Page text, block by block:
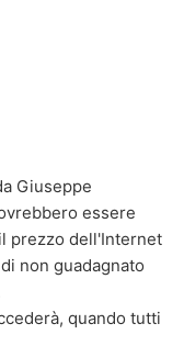
Giuseppe
essere
prezzo dell'Internet
non guadagnato
quando tutti